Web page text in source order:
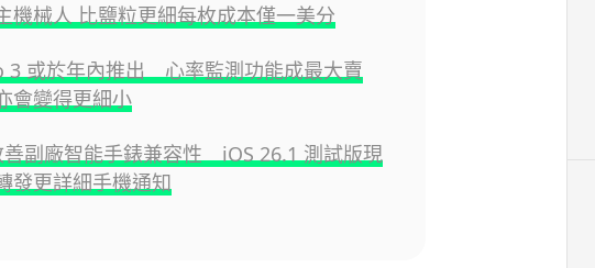
機械人 比鹽粒更細每枚成本僅一美分
3 或於年內推出 心率監測功能成最大賣
變得更細小
副廠智能手錶兼容性 iOS 26.1 測試版現
更詳細手機通知